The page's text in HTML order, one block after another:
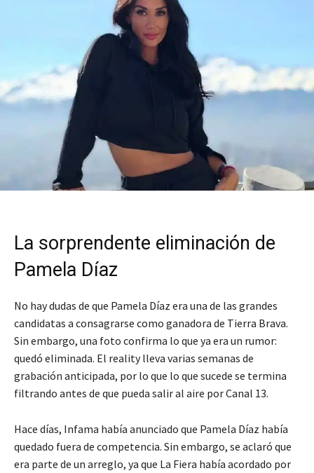
La sorprendente eliminación de
Pamela Díaz
No hay dudas de que Pamela Díaz era una de las grandes
candidatas a consagrarse como ganadora de Tierra Brava.
Sin embargo, una foto confirma lo que ya era un rumor:
quedó eliminada. El reality lleva varias semanas de
grabación anticipada, por lo que lo que sucede se termina
filtrando antes de que pueda salir al aire por Canal 13.
Hace días, Infama había anunciado que Pamela Díaz había
quedado fuera de competencia. Sin embargo, se aclaró que
era parte de un arreglo, ya que La Fiera había acordado por